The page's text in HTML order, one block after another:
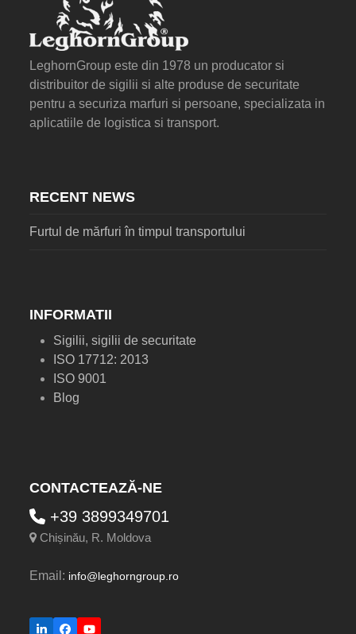
LeghornGroup este din 1978 un producator si
distribuitor de sigilii si alte produse de securitate
pentru a securiza marfuri si persoane, specializata in
aplicatiile de logistica si transport.
RECENT NEWS
Furtul de mărfuri în timpul transportului
INFORMATII
Sigilii, sigilii de securitate
ISO 17712: 2013
ISO 9001
Blog
CONTACTEAZĂ-NE
+39 3899349701
Chișinău, R. Moldova
Email: info@leghorngroup.ro